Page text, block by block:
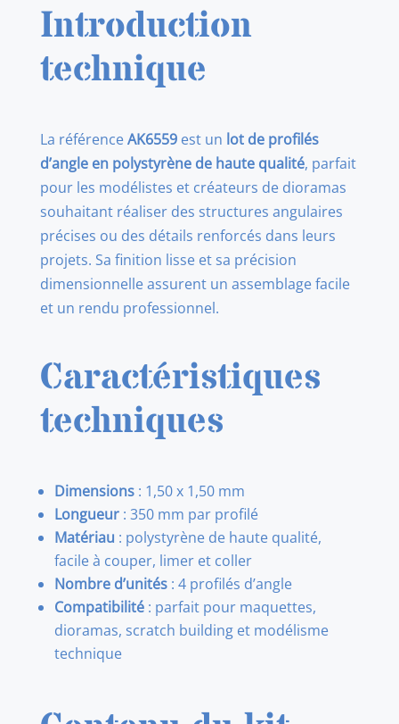
1.50
350mm
Introduction
technique
La référenceAK6559est un lot de profilés
d’angle en polystyrène de haute qualité, parfait
pour les modélistes et créateurs de dioramas
souhaitant réaliser des structures angulaires
précises ou des détails renforcés dans leurs
projets. Sa finition lisse et sa précision
dimensionnelle assurent un assemblage facile
et un rendu professionnel.
Caractéristiques
techniques
Dimensions: 1,50 x 1,50 mm
Longueur: 350 mm par profilé
Matériau : polystyrène de haute qualité,
facile à couper, limer et coller
Nombre d’unités: 4 profilés d’angle
Compatibilité: parfait pour maquettes,
dioramas, scratch building et modélisme
technique